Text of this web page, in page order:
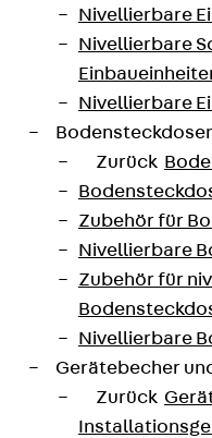
Nivellierbare
Nivellierbare
Nivellierbare
Zurück
Zubehör für
Nivellierbare
Zubehör für
Nivellierbare
Gerätebecher
Zurück